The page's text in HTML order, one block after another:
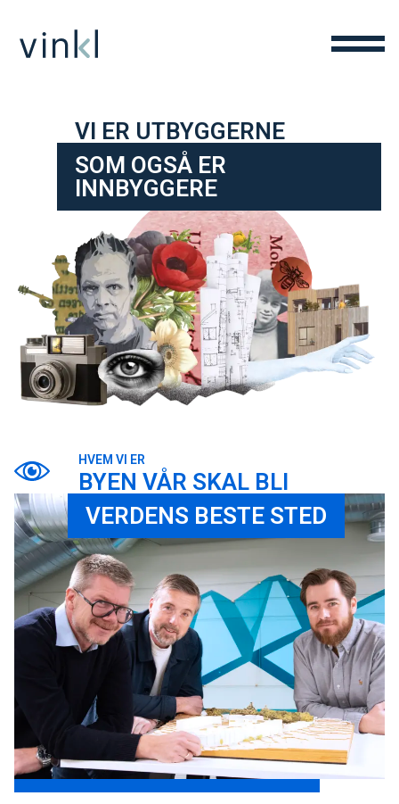
VI ER UTBYGGERNE
SOM OGSÅ ER
INNBYGGERE
HVEM VI ER
BYEN VÅR SKAL BLI
VERDENS BESTE STED